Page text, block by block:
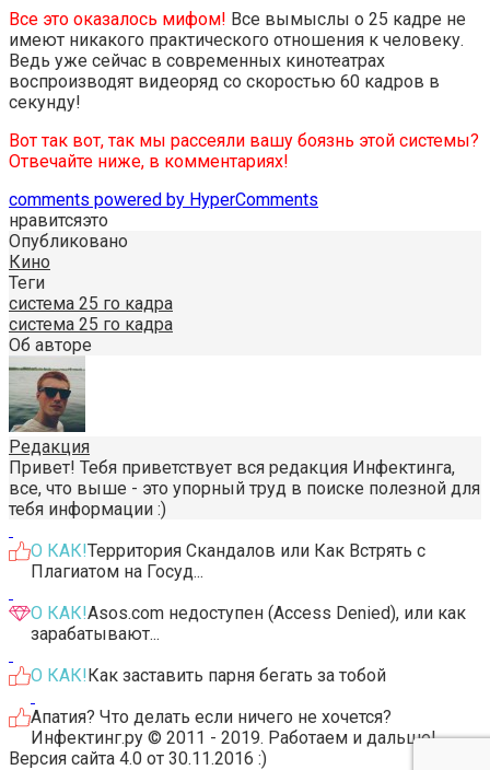
Все это оказалось мифом! Все вымыслы о 25 кадре не
имеют никакого практического отношения к человеку.
Ведь уже сейчас в современных кинотеатрах
воспроизводят видеоряд со скоростью 60 кадров в
секунду!
Вот так вот, так мы рассеяли вашу боязнь этой системы?
Отвечайте ниже, в комментариях!
comments powered by HyperComments
нравитсяэто
Опубликовано
Кино
Теги
система 25 го кадра
система 25 го кадра
Об авторе
Редакция
Привет! Тебя приветствует вся редакция Инфектинга,
все, что выше - это упорный труд в поиске полезной для
тебя информации :)
О КАК!Территория Скандалов или Как Встрять с
Плагиатом на Госуд...
О КАК!Asos.com недоступен (Access Denied), или как
зарабатывают...
О КАК!Как заставить парня бегать за тобой
Апатия? Что делать если ничего не хочется?
Инфектинг.ру © 2011 - 2019. Работаем и дальше!
Версия сайта 4.0 от 30.11.2016 :)